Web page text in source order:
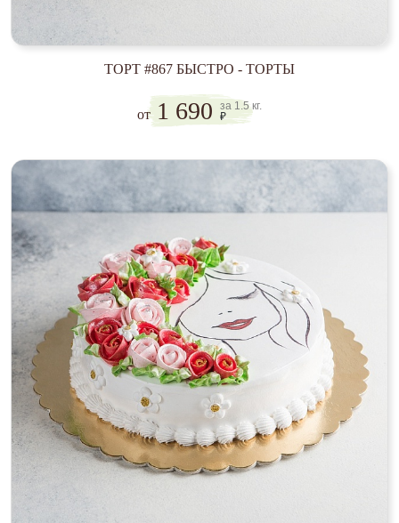
ТОРТ #867 БЫСТРО - ТОРТЫ
от1 690
за 1.5 кг.
₽